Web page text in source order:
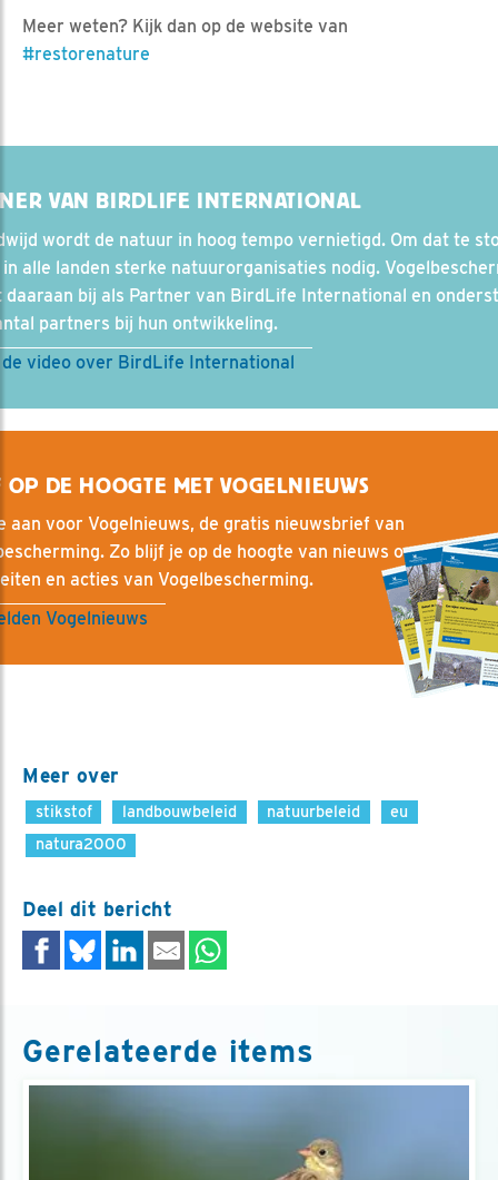
Meer weten? Kijk dan op de website van
#restorenature
VAN BIRDLIFE INTERNATIONAL
wordt de natuur in hoog tempo vernietigd. Om dat te
alle landen sterke natuurorganisaties nodig.
daaraan bij als Partner van BirdLife International en
partners bij hun ontwikkeling.
video over BirdLife International
OP DE HOOGTE MET VOGELNIEUWS
aan voor Vogelnieuws, de gratis nieuwsbrief van
Zo blijf je op de hoogte van nieuws over
en acties van Vogelbescherming.
Vogelnieuws
Meer over
stikstof landbouwbeleid natuurbeleid
eu
natura2000
Deel dit bericht
Gerelateerde items